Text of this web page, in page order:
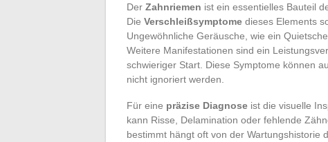
Der Zahnriemen ist ein essentielles Bauteil
Die Verschleißsymptome dieses Elements
Ungewöhnliche Geräusche, wie ein
Weitere Manifestationen sind ein
schwieriger Start. Diese Symptome können
nicht ignoriert werden.
Für eine präzise Diagnose ist die visuelle
kann Risse, Delamination oder fehlende
bestimmt hängt oft von der Wartungshistorie